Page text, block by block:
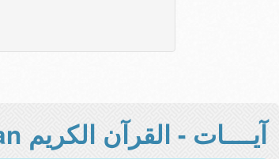
آيــــات - القرآن الكريم Holy Quran -